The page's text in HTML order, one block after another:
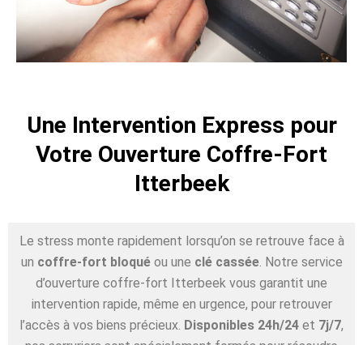
Une Intervention Express pour
Votre Ouverture Coffre-Fort
Itterbeek
Le stress monte rapidement lorsqu’on se retrouve face à
un coffre-fort bloquéou une clé cassée. Notre service
d’ouverture coffre-fort Itterbeek vous garantit une
intervention rapide, même en urgence, pour retrouver
l’accès à vos biens précieux. Disponibles 24h/24 et 7j/7,